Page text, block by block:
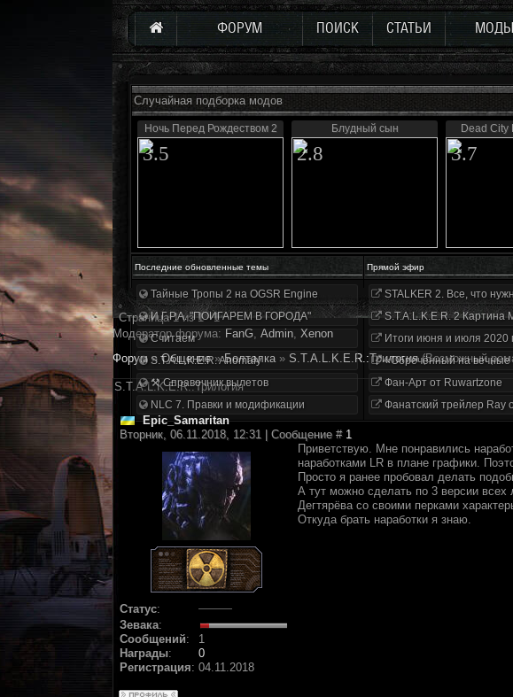
ФОРУМ ПОИСК СТАТЬИ МОДЫ
Случайная подборка модов
Ночь Перед Рождеством 2
3.5
Блудный сын
2.8
Dead City
3.7
Последние обновленные темы Прямой эфир
Тайные Тропы 2 на OGSR Engine
И.Г.Р.А. "ПОИГАРЕМ В ГОРОДА"
Считаем
S.T.A.L.K.E.R. Anomaly
⚒ Справочник вылетов
NLC 7. Правки и модификации
STALKER 2. Все, что
S.T.A.L.K.E.R. 2 Картина
Итоги июня и июля 2020
«Обречённый на вечные
Фан-Арт от Ruwartzone
Фанатский трейлер Ray
Страница1из1
1
Модератор форума: FanG, Аdmin, Xenon
Форум » Общение » Болталка » S.T.A.L.K.E.R.:Трилогия (Возможный
S.T.A.L.K.E.R.:Трилогия
Epic_Samaritan
Вторник, 06.11.2018, 12:31 | Сообщение # 1
Статус:
Зевака:
Сообщений:
1
Награды:
0
Регистрация: 04.11.2018
Приветствую. Мне понравились
наработками LR в плане графики.
Просто я ранее пробовал делать
А тут можно сделать по 3 версии всех
Дегтярёва со своими перками
Откуда брать наработки я знаю.